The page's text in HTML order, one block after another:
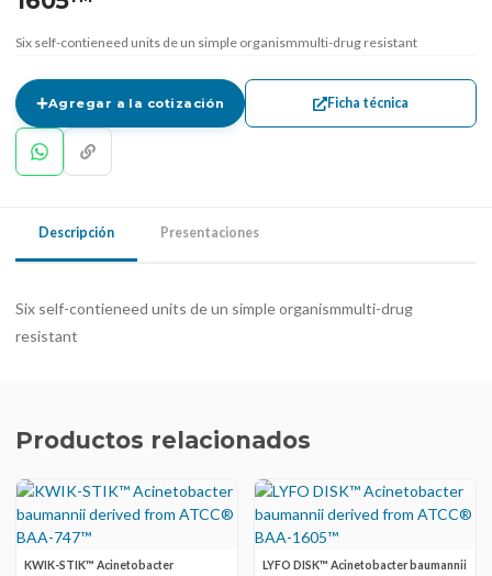
Six self-contieneed units de un simple organismmulti-drug resistant
Agregar a la cotización Ficha técnica
Descripción Presentaciones
Six self-contieneed units de un simple organismmulti-drug
resistant
Productos relacionados
KWIK-STIK™ Acinetobacter
LYFO DISK™ Acinetobacter baumannii